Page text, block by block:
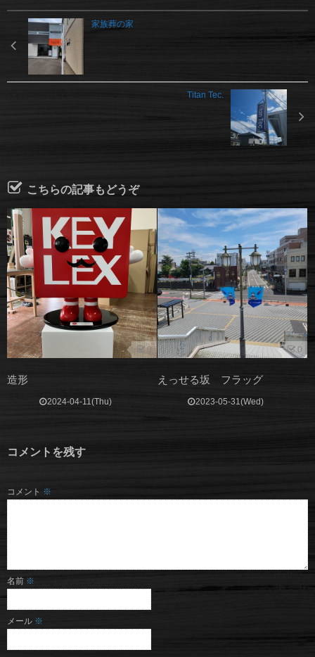
家族葬の家
Titan Tec.
こちらの記事もどうぞ
0
造形
2024-04-11(Thu)
0
えっせる坂 フラッグ
2023-05-31(Wed)
コメントを残す
コメント ※
名前 ※
メール ※